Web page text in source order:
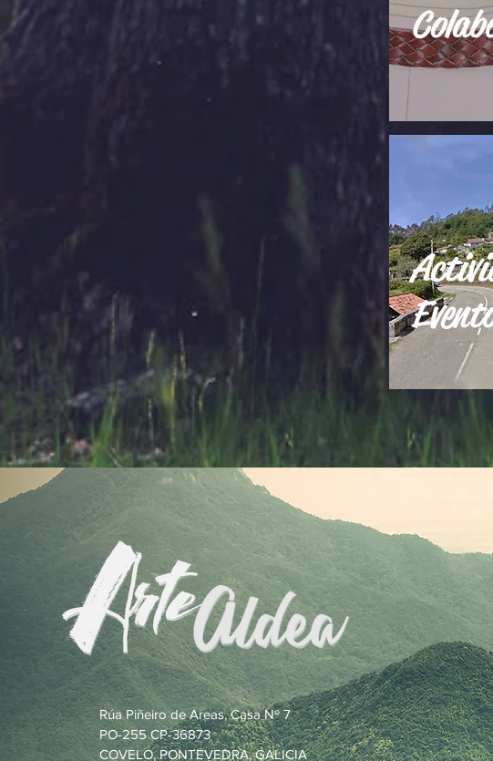
Rúa Piñeiro de Areas, Casa Nº 7
PO-255 CP-36873
COVELO, PONTEVEDRA, GALICIA